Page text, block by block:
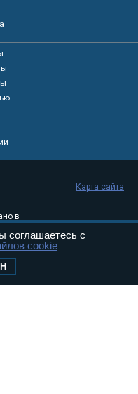
в
05
Карта сайта
соглашаетесь с
cookie